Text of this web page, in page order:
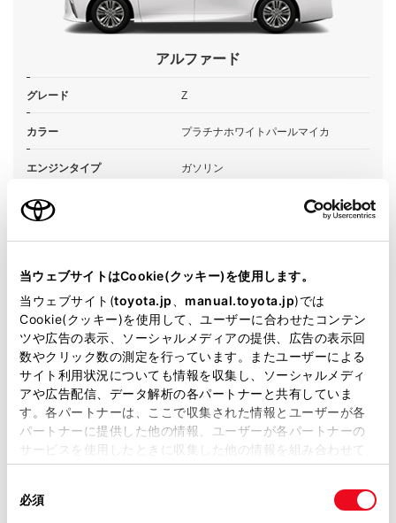
当ウェブサイトはCookie(クッキー)を使用します。
当ウェブサイト(toyota.jp manual.toyota.jp)では
Cookie(クッキー)を使用して、ユーザーに合わせたコンテン
ツや広告の表示、ソーシャルメディアの提供、広告の表示回
数やクリック数の測定を行っています。またユーザーによる
サイト利用状況についても情報を収集し、ソーシャルメディ
アや広告配信、データ解析の各パートナーと共有していま
す。各パートナーは、ここで収集された情報とユーザーが各
パートナーに提供した他の情報、ユーザーが各パートナーの
サービスを使用したときに収集した他の情報を組み合わせて
使用することがあります。当ウェブサイトの使用を続行する
必須
アルファード
グレード Z
カラー プラチナホワイトパールマイカ
エンジンタイプ ガソリン
駆動方式
施設情報・サービス